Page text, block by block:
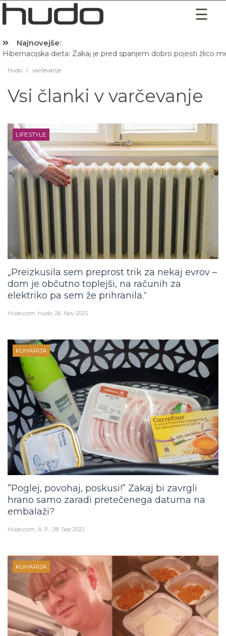
Najnovejše:
Hibernacijska dieta: Zakaj je pred spanjem dobro pojesti žlico
Hudo / varčevanje
Vsi članki v varčevanje
LIFESTYLE
„Preizkusila sem preprost trik za nekaj evrov –
dom je občutno toplejši, na računih za
elektriko pa sem že prihranila.“
Hudo.com hudo 26. Nov 2025
KUHARIJA
”Poglej, povohaj, poskusi!” Zakaj bi zavrgli
hrano samo zaradi pretečenega datuma na
embalaži?
Hudo.com A. P. 28. Sep 2022
KUHARIJA